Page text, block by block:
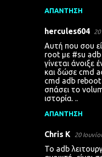
ΑΠΆΝΤΗΣΗ
hercules604
Αυτή που σου
root με #su
γίνεται
και δώσε cmd
cmd adb reboot
σπάσει το
ιστορία. ..
ΑΠΆΝΤΗΣΗ
Chris K 20
Το adb